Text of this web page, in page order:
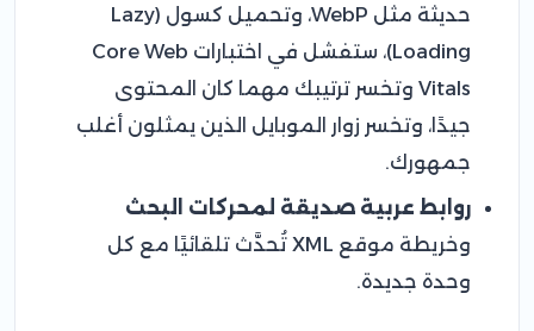
حديثة مثل WebP، وتحميل كسول (Lazy
Loading)، ستفشل في اختبارات Core Web
Vitals وتخسر ترتيبك مهما كان المحتوى
جيدًا، وتخسر زوار الموبايل الذين يمثلون أغلب
جمهورك.
روابط عربية صديقة لمحركات البحث
وخريطة موقع XML تُحدَّث تلقائيًا مع كل
وحدة جديدة.